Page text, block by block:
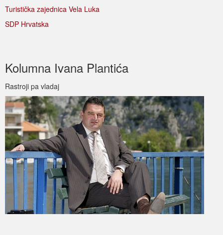
Turistička zajednica Vela Luka
SDP Hrvatska
Kolumna Ivana Plantića
Rastroji pa vladaj